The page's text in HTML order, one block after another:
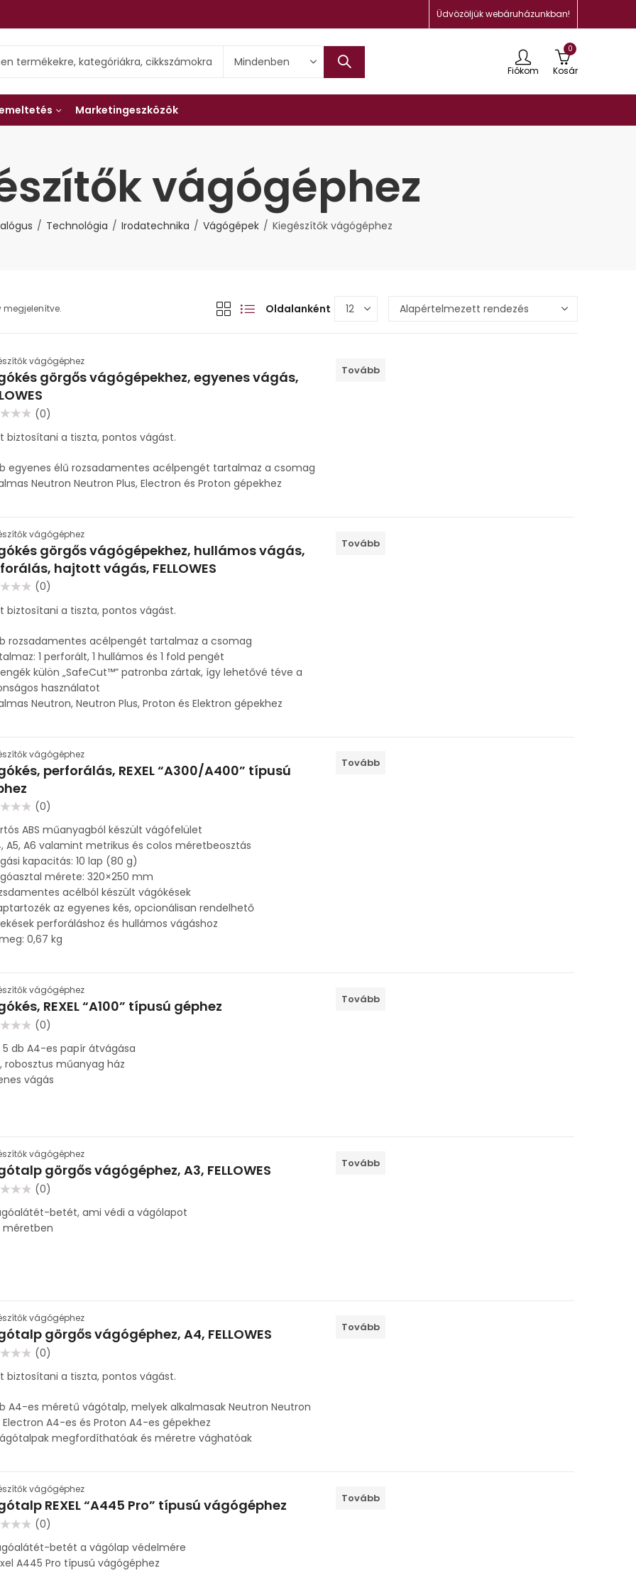
Üdvözöljük webáruházunkban!
Fiókom
0
Kosár
Marketingeszközök
vágógéphez
Technológia Irodatechnika Vágógépek Kiegészítők vágógéphez
megjelenítve. Oldalanként
vágógéphez
görgős vágógépekhez, egyenes vágás,
(0)
biztosítani a tiszta, pontos vágást.
egyenes élű rozsadamentes acélpengét tartalmaz a csomag
Neutron Neutron Plus, Electron és Proton gépekhez
Tovább
vágógéphez
görgős vágógépekhez, hullámos vágás,
hajtott vágás, FELLOWES
(0)
biztosítani a tiszta, pontos vágást.
rozsadamentes acélpengét tartalmaz a csomag
1 perforált, 1 hullámos és 1 fold pengét
külön „SafeCut™” patronba zártak, így lehetővé téve a
használatot
Neutron, Neutron Plus, Proton és Elektron gépekhez
Tovább
vágógéphez
perforálás, REXEL “A300/A400” típusú
(0)
ABS műanyagból készült vágófelület
A5, A6 valamint metrikus és colos méretbeosztás
kapacitás: 10 lap (80 g)
mérete: 320×250 mm
acélból készült vágókések
az egyenes kés, opcionálisan rendelhető
perforáláshoz és hullámos vágáshoz
0,67 kg
Tovább
vágógéphez
REXEL “A100” típusú géphez
(0)
5 db A4-es papír átvágása
robosztus műanyag ház
vágás
Tovább
vágógéphez
görgős vágógéphez, A3, FELLOWES
(0)
betét, ami védi a vágólapot
méretben
Tovább
vágógéphez
görgős vágógéphez, A4, FELLOWES
(0)
biztosítani a tiszta, pontos vágást.
A4-es méretű vágótalp, melyek alkalmasak Neutron Neutron
Electron A4-es és Proton A4-es gépekhez
megfordíthatóak és méretre vághatóak
Tovább
vágógéphez
REXEL “A445 Pro” típusú vágógéphez
(0)
betét a vágólap védelmére
A445 Pro típusú vágógéphez
Tovább